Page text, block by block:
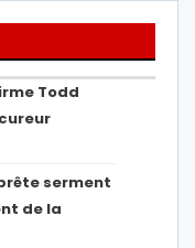
Todd
serment
de la